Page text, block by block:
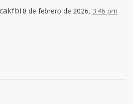
8 de febrero de 2026, 3:46 pm